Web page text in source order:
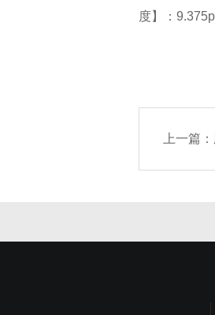
度】：
上一篇：